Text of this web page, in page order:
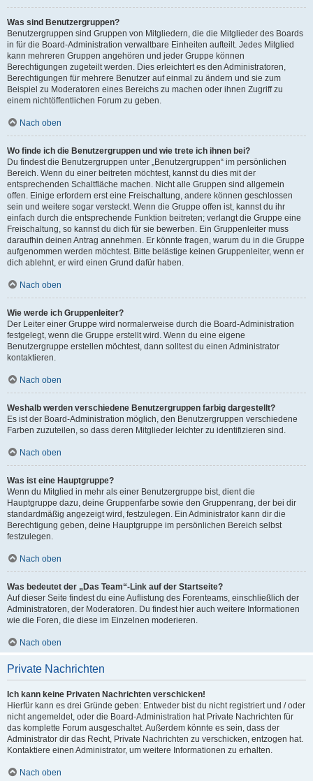
Was sind Benutzergruppen?
Benutzergruppen sind Gruppen von Mitgliedern, die die Mitglieder des Boards
in für die Board-Administration verwaltbare Einheiten aufteilt. Jedes Mitglied
kann mehreren Gruppen angehören und jeder Gruppe können
Berechtigungen zugeteilt werden. Dies erleichtert es den Administratoren,
Berechtigungen für mehrere Benutzer auf einmal zu ändern und sie zum
Beispiel zu Moderatoren eines Bereichs zu machen oder ihnen Zugriff zu
einem nichtöffentlichen Forum zu geben.
Nach oben
Wo finde ich die Benutzergruppen und wie trete ich ihnen bei?
Du findest die Benutzergruppen unter „Benutzergruppen“ im persönlichen
Bereich. Wenn du einer beitreten möchtest, kannst du dies mit der
entsprechenden Schaltfläche machen. Nicht alle Gruppen sind allgemein
offen. Einige erfordern erst eine Freischaltung, andere können geschlossen
sein und weitere sogar versteckt. Wenn die Gruppe offen ist, kannst du ihr
einfach durch die entsprechende Funktion beitreten; verlangt die Gruppe eine
Freischaltung, so kannst du dich für sie bewerben. Ein Gruppenleiter muss
daraufhin deinen Antrag annehmen. Er könnte fragen, warum du in die Gruppe
aufgenommen werden möchtest. Bitte belästige keinen Gruppenleiter, wenn er
dich ablehnt, er wird einen Grund dafür haben.
Nach oben
Wie werde ich Gruppenleiter?
Der Leiter einer Gruppe wird normalerweise durch die Board-Administration
festgelegt, wenn die Gruppe erstellt wird. Wenn du eine eigene
Benutzergruppe erstellen möchtest, dann solltest du einen Administrator
kontaktieren.
Nach oben
Weshalb werden verschiedene Benutzergruppen farbig dargestellt?
Es ist der Board-Administration möglich, den Benutzergruppen verschiedene
Farben zuzuteilen, so dass deren Mitglieder leichter zu identifizieren sind.
Nach oben
Was ist eine Hauptgruppe?
Wenn du Mitglied in mehr als einer Benutzergruppe bist, dient die
Hauptgruppe dazu, deine Gruppenfarbe sowie den Gruppenrang, der bei dir
standardmäßig angezeigt wird, festzulegen. Ein Administrator kann dir die
Berechtigung geben, deine Hauptgruppe im persönlichen Bereich selbst
festzulegen.
Nach oben
Was bedeutet der „Das Team“-Link auf der Startseite?
Auf dieser Seite findest du eine Auflistung des Forenteams, einschließlich der
Administratoren, der Moderatoren. Du findest hier auch weitere Informationen
wie die Foren, die diese im Einzelnen moderieren.
Nach oben
Private Nachrichten
Ich kann keine Privaten Nachrichten verschicken!
Hierfür kann es drei Gründe geben: Entweder bist du nicht registriert und / oder
nicht angemeldet, oder die Board-Administration hat Private Nachrichten für
das komplette Forum ausgeschaltet. Außerdem könnte es sein, dass der
Administrator dir das Recht, Private Nachrichten zu verschicken, entzogen hat.
Kontaktiere einen Administrator, um weitere Informationen zu erhalten.
Nach oben